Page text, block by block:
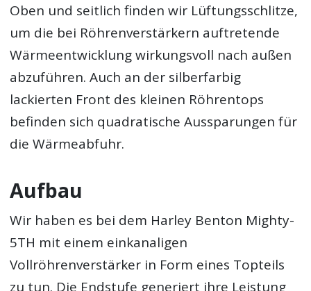
Oben und seitlich finden wir Lüftungsschlitze,
um die bei Röhrenverstärkern auftretende
Wärmeentwicklung wirkungsvoll nach außen
abzuführen. Auch an der silberfarbig
lackierten Front des kleinen Röhrentops
befinden sich quadratische Aussparungen für
die Wärmeabfuhr.
Aufbau
Wir haben es bei dem Harley Benton Mighty-
5TH mit einem einkanaligen
Vollröhrenverstärker in Form eines Topteils
zu tun. Die Endstufe generiert ihre Leistung